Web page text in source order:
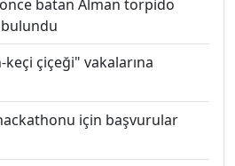
batan Alman torpido
bulundu
keçi çiçeği" vakalarına
için başvurular